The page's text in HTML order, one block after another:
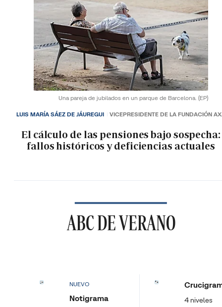
Una pareja de jubilados en un parque de Barcelona. (EP)
El cálculo de las pensiones bajo sospecha:
fallos históricos y deficiencias actuales
LUIS MARÍA SÁEZ DE JÁUREGUI VICEPRESIDENTE DE LA FUNDACIÓN
ABC DE VERANO
NUEVO
Notigrama 4 niveles